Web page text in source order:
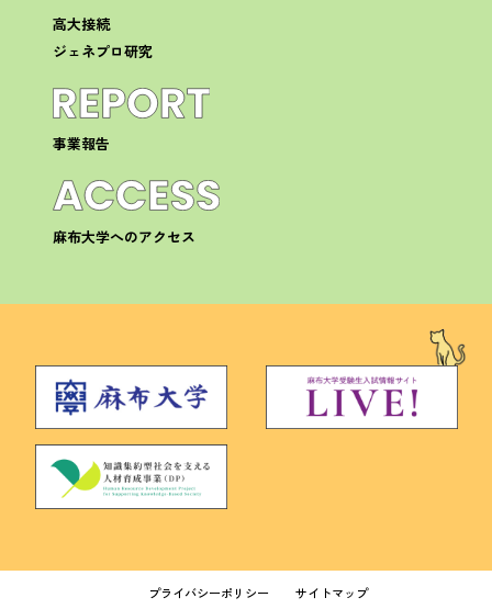
高大接続
ジェネプロ研究
事業報告
麻布大学へのアクセス
プライバシーポリシー サイトマップ